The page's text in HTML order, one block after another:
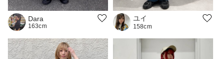
Dara
163cm
ユイ
158cm